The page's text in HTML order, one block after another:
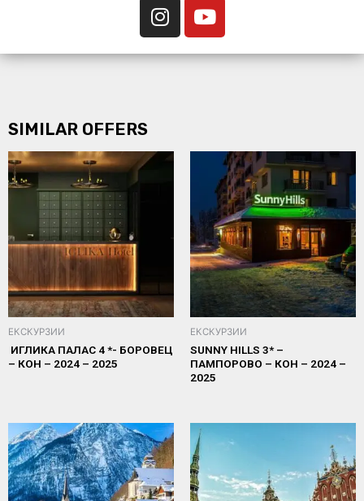
SIMILAR OFFERS
ЕКСКУРЗИИ
ИГЛИКА ПАЛАС 4 *- БОРОВЕЦ
– КОН – 2024 – 2025
ЕКСКУРЗИИ
SUNNY HILLS 3* –
ПАМПОРОВО – КОН – 2024 –
2025